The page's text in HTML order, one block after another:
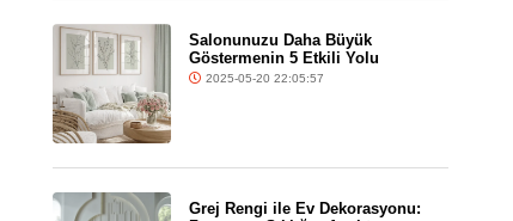
Salonunuzu Daha Büyük
Göstermenin 5 Etkili Yolu
2025-05-20 22:05:57
Grej Rengi ile Ev Dekorasyonu: